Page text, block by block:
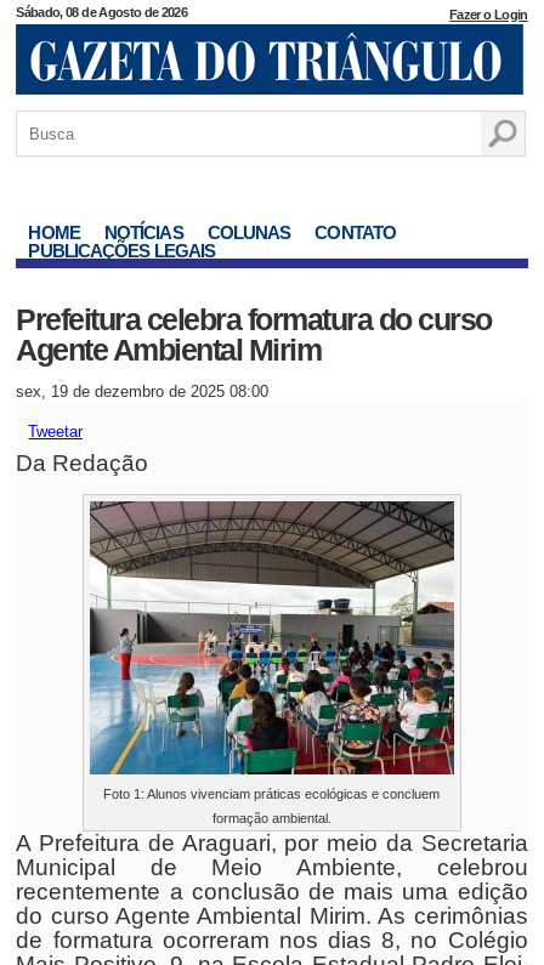
Sábado, 08 de Agosto de 2026 Fazer o Login
HOME NOTÍCIAS COLUNAS
CONTATO
PUBLICAÇÕES LEGAIS
Prefeitura celebra formatura do curso
Agente Ambiental Mirim
sex, 19 de dezembro de 2025 08:00
Tweetar
Da Redação
Foto 1: Alunos vivenciam práticas ecológicas e concluem
formação ambiental.
A Prefeitura de Araguari, por meio da Secretaria
Municipal de Meio Ambiente, celebrou
recentemente a conclusão de mais uma edição
do curso Agente Ambiental Mirim. As cerimônias
de formatura ocorreram nos dias 8, no Colégio